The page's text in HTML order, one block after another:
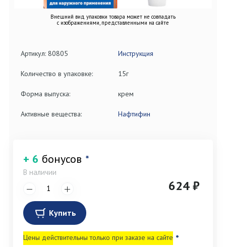
Внешний вид упаковки товара может не совпадать
с изображениями, представленными на сайте
Артикул: 80805 Инструкция
Количество в упаковке: 15г
Форма выпуска: крем
Активные вещества: Нафтифин
+ 6 бонусов *
В наличии
624 ₽
Купить
Цены действительны только при заказе на сайте *